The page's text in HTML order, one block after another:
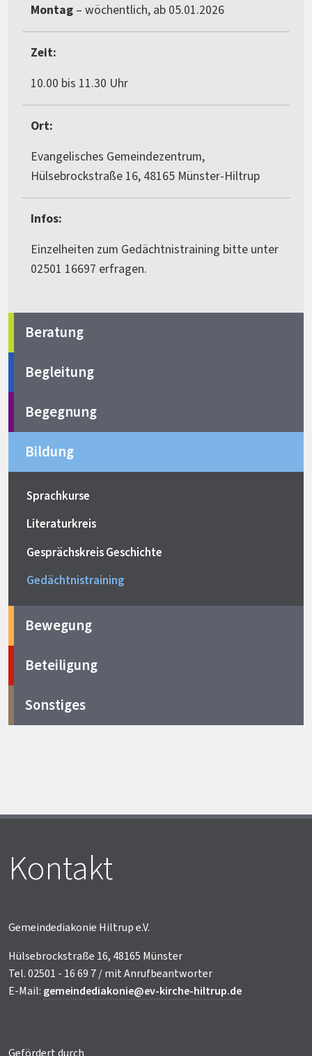
Montag – wöchentlich, ab 05.01.2026
Zeit:
10.00 bis 11.30 Uhr
Ort:
Evangelisches Gemeindezentrum,
Hülsebrockstraße 16, 48165 Münster-Hiltrup
Infos:
Einzelheiten zum Gedächtnistraining bitte unter
02501 16697 erfragen.
Beratung
Begleitung
Begegnung
Bildung
Sprachkurse
Literaturkreis
Gesprächskreis Geschichte
Gedächtnistraining
Bewegung
Beteiligung
Sonstiges
Kontakt
Gemeindediakonie Hiltrup e.V.
Hülsebrockstraße 16, 48165 Münster
Tel. 02501 - 16 69 7 / mit Anrufbeantworter
E-Mail: gemeindediakonie@ev-kirche-hiltrup.de